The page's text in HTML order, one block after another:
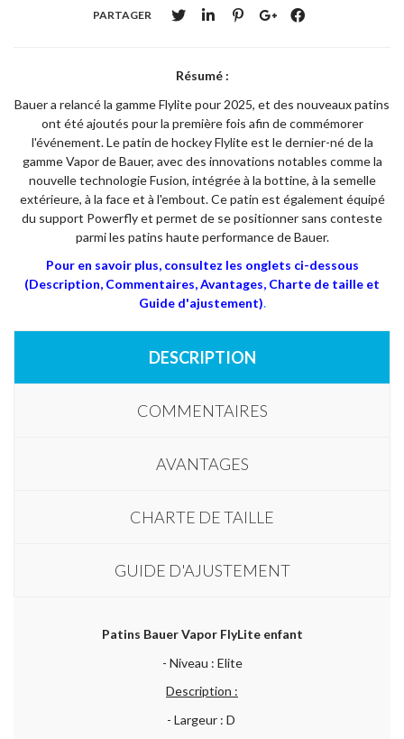
PARTAGER
Résumé :
Bauer a relancé la gamme Flylite pour 2025, et des nouveaux patins
ont été ajoutés pour la première fois afin de commémorer
l'événement. Le patin de hockey Flylite est le dernier-né de la
gamme Vapor de Bauer, avec des innovations notables comme la
nouvelle technologie Fusion, intégrée à la bottine, à la semelle
extérieure, à la face et à l'embout. Ce patin est également équipé
du support Powerfly et permet de se positionner sans conteste
parmi les patins haute performance de Bauer.
Pour en savoir plus, consultez les onglets ci-dessous
(Description, Commentaires, Avantages, Charte de taille et
Guide d'ajustement).
DESCRIPTION
COMMENTAIRES
AVANTAGES
CHARTE DE TAILLE
GUIDE D'AJUSTEMENT
Patins Bauer Vapor FlyLite enfant
- Niveau : Elite
Description :
- Largeur : D